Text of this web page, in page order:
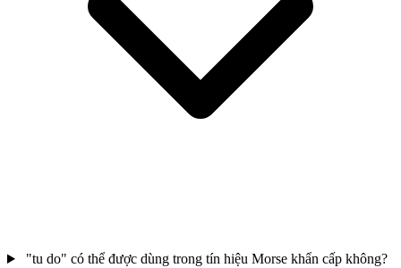
"tu do" có thể được dùng trong tín hiệu Morse khẩn cấp không?